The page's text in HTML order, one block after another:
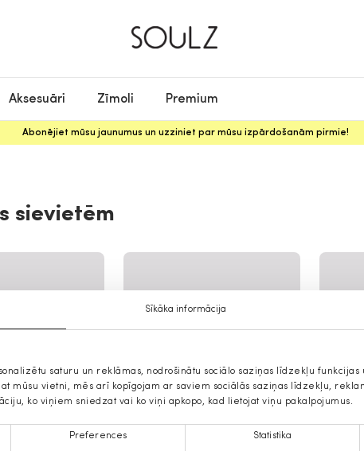
Sīkāka informācija
saturu un reklāmas, nodrošinātu sociālo saziņas līdzekļu funkcijas
mūsu vietni, mēs arī kopīgojam ar saviem sociālās saziņas līdzekļu,
ko viņiem sniedzat vai ko viņi apkopo, kad lietojat viņu pakalpojumus.
Preferences Statistika
Aksesuāri Zīmoli Premium
Abonējiet mūsu jaunumus un uzziniet par mūsu izpārdošanām pirmie!
sievietēm